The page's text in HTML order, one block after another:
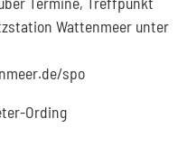
Wattenmeer unter
spo
Ording